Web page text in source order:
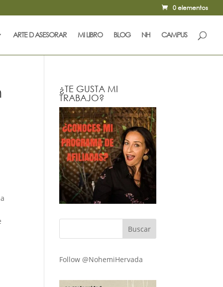
0 elementos
ARTE D ASESORAR MI LIBRO BLOG NH CAMPUS
¿TE GUSTA MI
TRABAJO?
Follow @NohemiHervada